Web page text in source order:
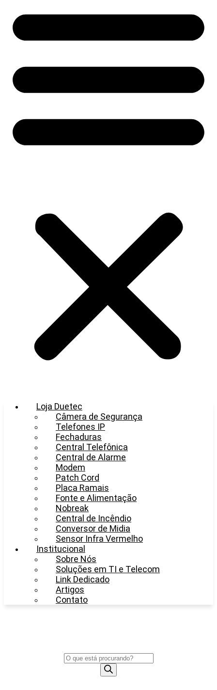
Loja Duetec
Câmera de Segurança
Telefones IP
Fechaduras
Central Telefônica
Central de Alarme
Modem
Patch Cord
Placa Ramais
Fonte e Alimentação
Nobreak
Central de Incêndio
Conversor de Midia
Sensor Infra Vermelho
Institucional
Sobre Nós
Soluções em TI e Telecom
Link Dedicado
Artigos
Contato
Pesquisar
produtos